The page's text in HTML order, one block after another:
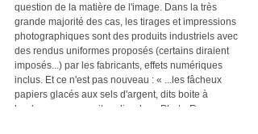
question de la matière de l'image. Dans la très
grande majorité des cas, les tirages et impressions
photographiques sont des produits industriels avec
des rendus uniformes proposés (certains diraient
imposés...) par les fabricants, effets numériques
inclus. Et ce n'est pas nouveau : « ...les fâcheux
papiers glacés aux sels d'argent, dits boite à
bonbons... » pouvait-on lire dans Photo-Revue au